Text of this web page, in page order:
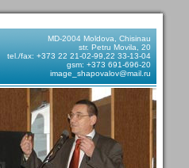
MD-2004 Moldova, Chisinau
str. Petru Movila, 20
tel./fax: +373 22 21-02-99,22 33-13-04
gsm: +373 691-696-20
image_shapovalov@mail.ru